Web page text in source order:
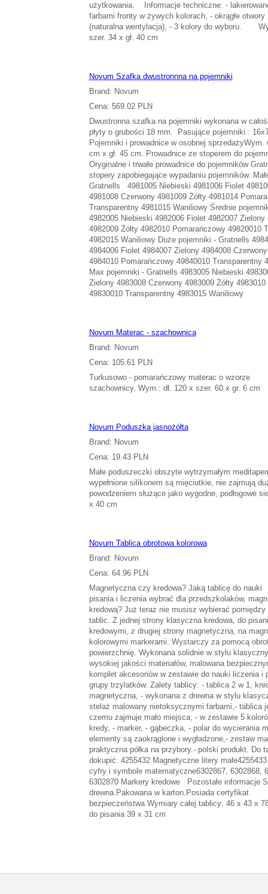
użytkowania. Informacje techniczne: -
farbami fronty w żywych kolorach, - okrągłe
(naturalna wentylacja), - 3 kolory do wyboru.
szer. 34 x gł. 40 cm
Novum Szafka dwustronnna na pojemniki
Brand: Novum
Cena: 569.02 PLN
Dwustronna szafka na pojemniki wykonana w
płyty o grubości 18 mm. Pasujące pojemniki :
Pojemniki i prowadnice w osobnej sprzedażyWym.
cm x gł. 45 cm. Prowadnice ze stoperem do
Oryginalne i trwałe prowadnice do pojemników
stopery zapobiegające wypadaniu pojemników.
Gratnells 4981005 Niebieski 4981006 Fiolet
4981008 Czerwony 4981009 Żółty 4981014
Transparentny 4981015 Waniliowy Średnie
4982005 Niebieski 4982006 Fiolet 4982007 Zielony
4982009 Żółty 4982010 Pomarańczowy 49820010
4982015 Waniliowy Duże pojemniki - Gratnells
4984006 Fiolet 4984007 Zielony 4984008
4984010 Pomarańczowy 49840010 Transparentny
Max pojemniki - Gratnells 4983005 Niebieski
Zielony 4983008 Czerwony 4983009 Żółty
49830010 Transparentny 4983015 Waniliowy
Novum Materac - szachownica
Brand: Novum
Cena: 105.61 PLN
Turkusowo - pomarańczowy materac o wzorze
szachownicy. Wym.: dł. 120 x szer. 60 x gr. 6 cm
Novum Poduszka jasnożółta
Brand: Novum
Cena: 19.43 PLN
Małe poduszeczki obszyte wytrzymałym
wypełnione silikonem są mięciutkie, nie zajmują
powodzeniem służące jako wygodne, podłogowe
x 40 cm
Novum Tablica obrotowa kolorowa
Brand: Novum
Cena: 64.96 PLN
Magnetyczna czy kredowa? Jaką tablicę do nauki
pisania i liczenia wybrać dla przedszkolaków,
kredową? Już teraz nie musisz wybierać pomiędzy
tablic. Z jednej strony klasyczna kredowa, do
kredowymi, z drugiej strony magnetyczna, na
kolorowymi markerami. Wystarczy za pomocą
powierzchnię. Wykonana solidnie w stylu
wysokiej jakości materiałów, malowana
komplet akcesoriów w zestawie do nauki liczenia i
grupy trzylatków. Zalety tablicy: - tablica 2 w 1,
magnetyczna, - wykonana z drewna w stylu
stelaż malowany nietoksycznymi farbami,- tablica
czemu zajmuje mało miejsca, - w zestawie 5
kredy, - marker, - gąbeczka, - polar do wycierania
elementy są zaokrąglone i wygładzone,- zestaw
praktyczna półka na przybory.- polski produkt. Do
dokupić: 4255432 Magnetyczne litery
cyfry i symbole matematyczne6302867, 6302868,
6302870 Markery kredowe Pozostałe informacje
drewna.Pakowana w karton.Posiada certyfikat
bezpieczeństwa.Wymiary całej tablicy: 46 x 43 x
do pisania 39 x 31 cm